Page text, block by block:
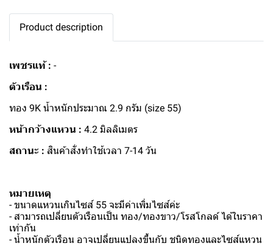
Product description
เพชรแท้ : -
ตัวเรือน :
ทอง 9K น้ำหนักประมาณ 2.9 กรัม (size 55)
หน้ากว้างแหวน : 4.2 มิลลิเมตร
สถานะ : สินค้าสั่งทำใช้เวลา 7-14 วัน
หมายเหตุ
- ขนาดแหวนเกินไซส์ 55 จะมีค่าเพิ่มไซส์ค่ะ
- สามารถเปลี่ยนตัวเรือนเป็น ทอง/ทองขาว/โรสโกลด์ ได้ในราคา
เท่ากัน
- น้ำหนักตัวเรือน อาจเปลี่ยนแปลงขึ้นกับ ชนิดทองและไซส์แหวน